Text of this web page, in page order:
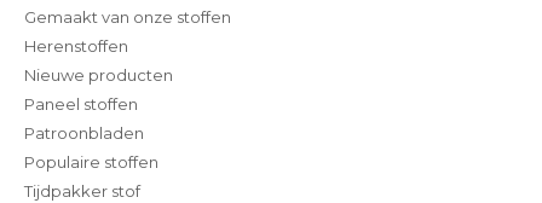
Gemaakt van onze stoffen
Herenstoffen
Nieuwe producten
Paneel stoffen
Patroonbladen
Populaire stoffen
Tijdpakker stof